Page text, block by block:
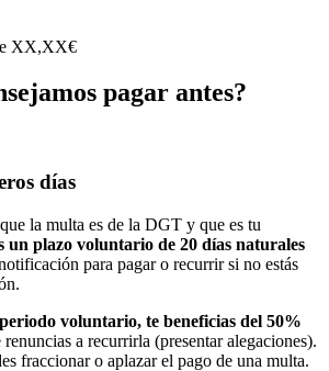
XX,XX€
pagar antes?
días
la multa es de la DGT y que es tu
un plazo voluntario de 20 días naturales
para pagar o recurrir si no estás
voluntario, te beneficias del 50%
renuncias a recurrirla (presentar alegaciones).
fraccionar o aplazar el pago de una multa.